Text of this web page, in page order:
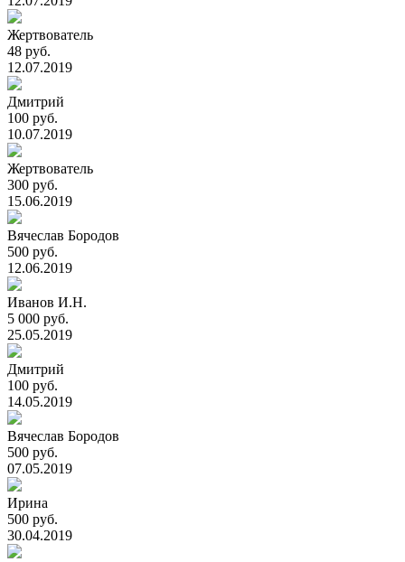
Жертвователь
48 руб.
12.07.2019
Дмитрий
100 руб.
10.07.2019
Жертвователь
300 руб.
15.06.2019
Вячеслав Бородов
500 руб.
12.06.2019
Иванов И.Н.
5 000 руб.
25.05.2019
Дмитрий
100 руб.
14.05.2019
Вячеслав Бородов
500 руб.
07.05.2019
Ирина
500 руб.
30.04.2019